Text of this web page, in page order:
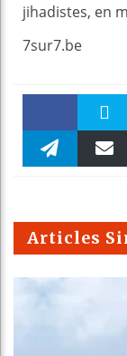
jihadistes, en
7sur7.be
Faceboo Twitter
m
Articles